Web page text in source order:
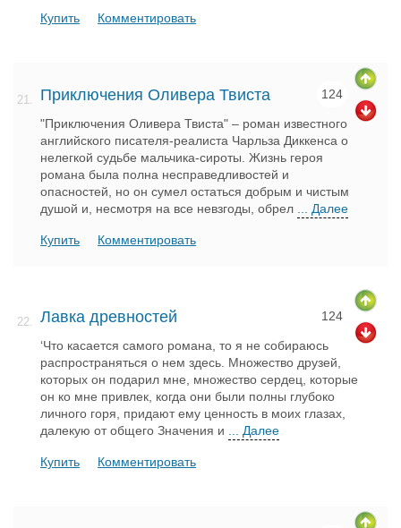
Купить Комментировать
21. Приключения Оливера Твиста 124
"Приключения Оливера Твиста" – роман известного
английского писателя-реалиста Чарльза Диккенса о
нелегкой судьбе мальчика-сироты. Жизнь героя
романа была полна несправедливостей и
опасностей, но он сумел остаться добрым и чистым
душой и, несмотря на все невзгоды, обрел
... Далее
Купить Комментировать
22. Лавка древностей 124
‘Что касается самого романа, то я не собираюсь
распространяться о нем здесь. Множество друзей,
которых он подарил мне, множество сердец, которые
он ко мне привлек, когда они были полны глубоко
личного горя, придают ему ценность в моих глазах,
далекую от общего Значения и
... Далее
Купить Комментировать